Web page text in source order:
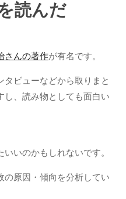
読んだ
さんの著作が有名です。
ビューなどから取りまと
し、読み物としても面白い
いのかもしれないです。
の原因・傾向を分析してい